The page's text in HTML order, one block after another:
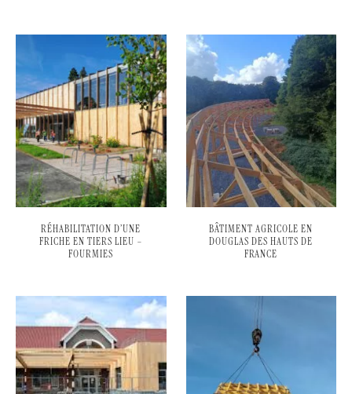
RÉHABILITATION D’UNE
FRICHE EN TIERS LIEU –
FOURMIES
BÂTIMENT AGRICOLE EN
DOUGLAS DES HAUTS DE
FRANCE